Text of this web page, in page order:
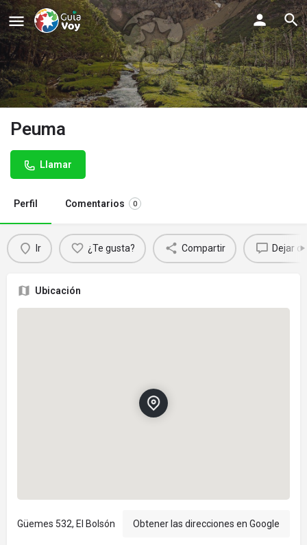
Peuma
Llamar
Perfil Comentarios 0
Ir ¿Te gusta? Compartir Dejar
Ubicación
Güemes 532, El Bolsón Obtener las direcciones en Google